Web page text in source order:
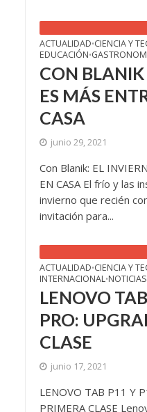
ACTUALIDAD•CIENCIA Y
EDUCACIÓN•
CON
ES MÁS
CASA
junio 29, 2021
Con Blanik: EL
EN CASA El frío y las
invierno que recién
invitación para...
ACTUALIDAD•CIENCIA Y
INTERNACIONAL•NOTICIAS
LENOVO
PRO:
CLASE
junio 17, 2021
LENOVO TAB P11 Y
PRIMERA CLASE